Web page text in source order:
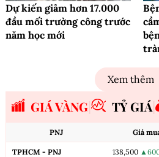
Dự kiến giảm hơn 17.000
đầu mối trường công trước
năm học mới
Xem thêm
GIÁ VÀNG TỶ GIÁ
PNJ Giá
TPHCM - PNJ 138,500